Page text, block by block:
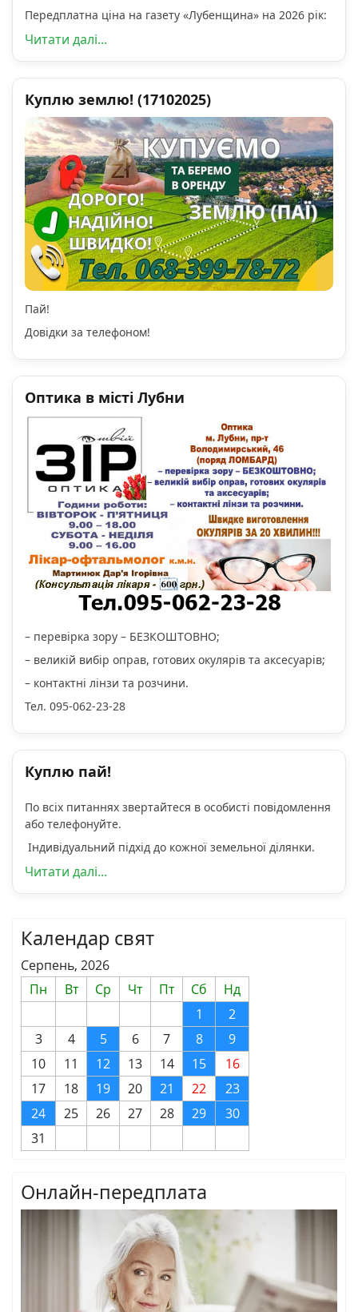
Передплатна ціна на газету «Лубенщина» на 2026 рік:
Читати далі...
Куплю землю! (17102025)
Пай!
Довідки за телефоном!
Оптика в місті Лубни
– перевірка зору – БЕЗКОШТОВНО;
– великій вибір оправ, готових окулярів та аксесуарів;
– контактні лінзи та розчини.
Тел. 095-062-23-28
Куплю пай!
По всіх питаннях звертайтеся в особисті повідомлення
або телефонуйте.
Індивідуальний підхід до кожної земельної ділянки.
Читати далі...
Календар свят
Серпень, 2026
Пн
Вт Ср Чт Пт Сб
Нд
1
2
3
4 5 6 7 8
9
10
11 12 13 14 15
16
17
18 19 20 21 22
23
24
25 26 27 28 29
30
31
Онлайн-передплата